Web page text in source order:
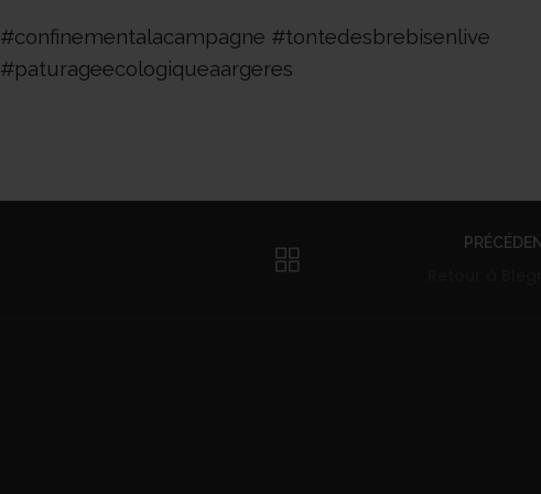
#confinementalacampagne #tontedesbrebisenlive
#paturageecologiqueaargeres